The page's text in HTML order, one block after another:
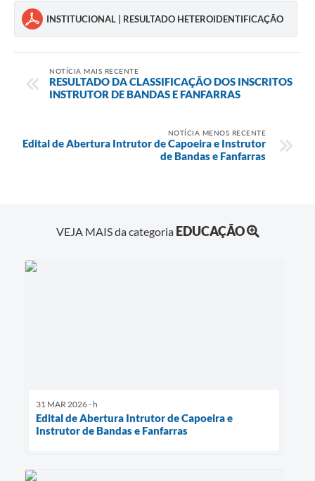
INSTITUCIONAL | RESULTADO HETEROIDENTIFICAÇÃO
NOTÍCIA MAIS RECENTE
RESULTADO DA CLASSIFICAÇÃO DOS INSCRITOS
INSTRUTOR DE BANDAS E FANFARRAS
NOTÍCIA MENOS RECENTE
Edital de Abertura Intrutor de Capoeira e Instrutor
de Bandas e Fanfarras
VEJA MAIS da categoria EDUCAÇÃO
31 MAR 2026 - h
Edital de Abertura Intrutor de Capoeira e
Instrutor de Bandas e Fanfarras